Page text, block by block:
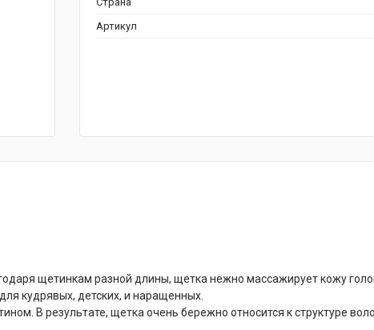
Артикул
щетинкам разной длины, щетка нежно массажирует кожу
кудрявых, детских, и наращенных.
В результате, щетка очень бережно относится к структуре